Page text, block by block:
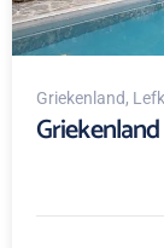
Griekenland,